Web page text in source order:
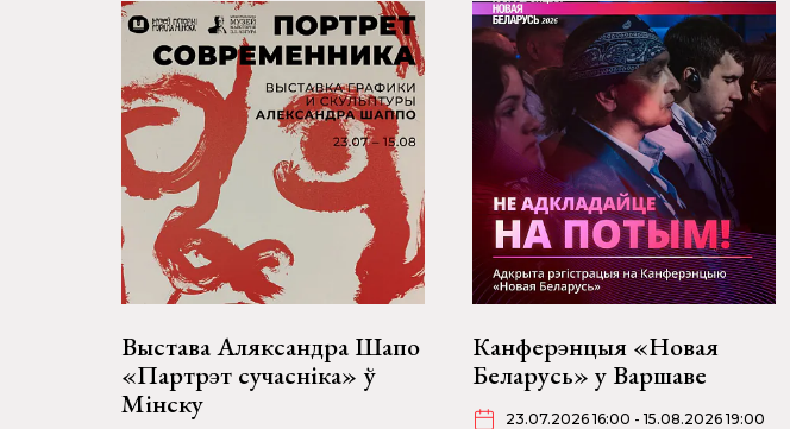
Выстава Аляксандра Шапо
«Партрэт сучасніка» ў
Мінску
Канферэнцыя «Новая
Беларусь» у Варшаве
23.07.2026 16:00 - 15.08.2026 19:00